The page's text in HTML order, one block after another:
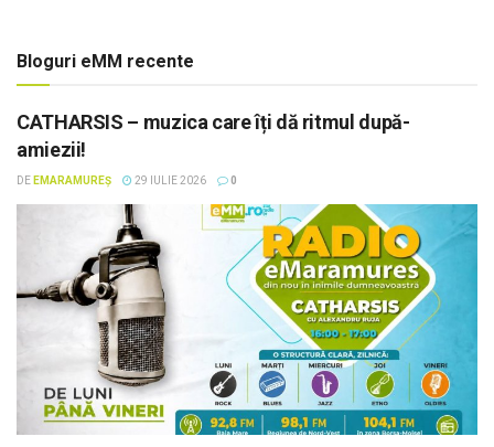
Bloguri eMM recente
CATHARSIS – muzica care îți dă ritmul după-
amiezii!
DE EMARAMUREȘ 29 IULIE 2026 0